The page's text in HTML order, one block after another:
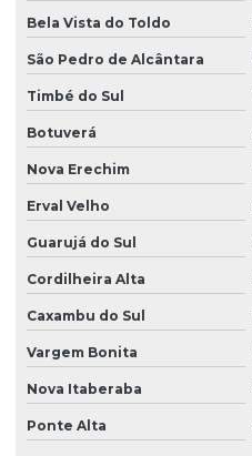
Bela Vista do Toldo
São Pedro de Alcântara
Timbé do Sul
Botuverá
Nova Erechim
Erval Velho
Guarujá do Sul
Cordilheira Alta
Caxambu do Sul
Vargem Bonita
Nova Itaberaba
Ponte Alta